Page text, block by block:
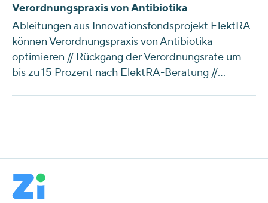
Verordnungspraxis von Antibiotika
Ableitungen aus Innovationsfondsprojekt ElektRA
können Verordnungspraxis von Antibiotika
optimieren // Rückgang der Verordnungsrate um
bis zu 15 Prozent nach ElektRA-Beratung //…